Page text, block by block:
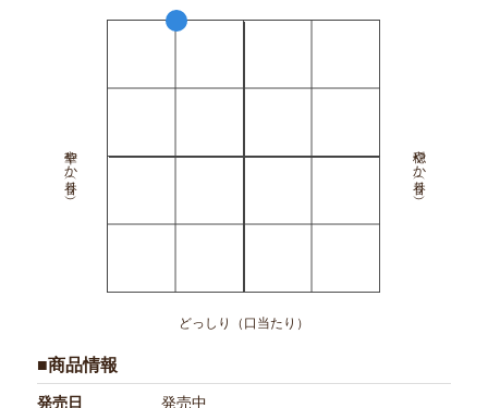
華やか（香り）
どっしり（口当たり）
穏やか（香り）
■商品情報
発売日 発売中